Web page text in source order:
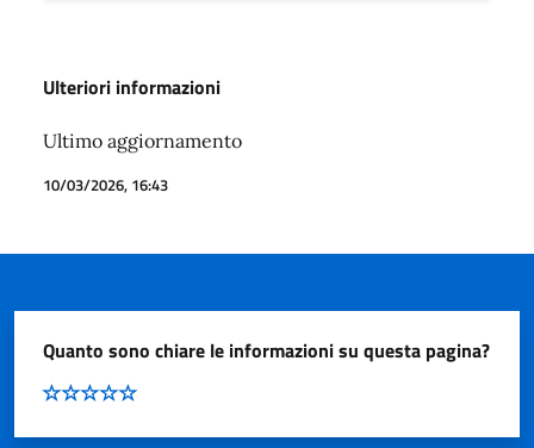
Ulteriori informazioni
Ultimo aggiornamento
10/03/2026, 16:43
Quanto sono chiare le informazioni su questa pagina?